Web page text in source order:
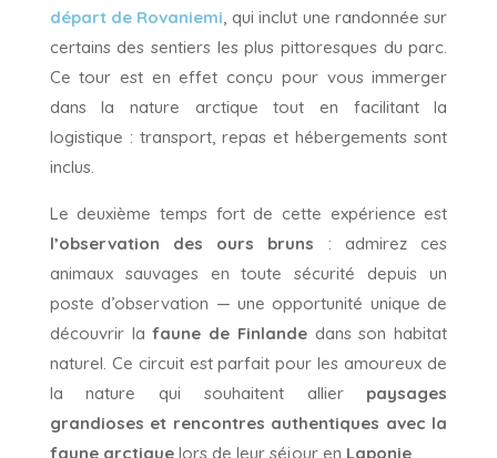
départ de Rovaniemi, qui inclut une randonnée sur
certains des sentiers les plus pittoresques du parc.
Ce tour est en effet conçu pour vous immerger
dans la nature arctique tout en facilitant la
logistique : transport, repas et hébergements sont
inclus.
Le deuxième temps fort de cette expérience est
l’observation des ours bruns : admirez ces
animaux sauvages en toute sécurité depuis un
poste d’observation — une opportunité unique de
découvrir lafaune de Finlandedans son habitat
naturel. Ce circuit est parfait pour les amoureux de
la nature qui souhaitent allier paysages
grandioses et rencontres authentiques avec la
faune arctiquelors de leur séjour en Laponie.